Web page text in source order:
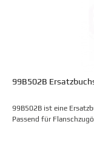
99B502B
99B502B ist eine
Passend für